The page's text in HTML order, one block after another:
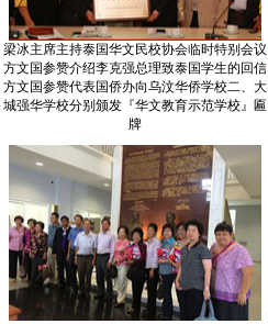
梁冰主席主持泰国华文民校协会临时特别会议
方文国参赞介绍李克强总理致泰国学生的回信
方文国参赞代表国侨办向乌汶华侨学校二、大
城强华学校分别颁发『华文教育示范学校』匾
牌